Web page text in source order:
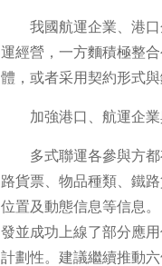
我國航運企業、港
運經營，一方麵積極整
體，或者采用契約形式
加強港口、航運企
多式聯運各參與方
路貨票、物品種類、鐵
位置及動態信息等信息
發並成功上線了部分應
計劃性。建議繼續推動